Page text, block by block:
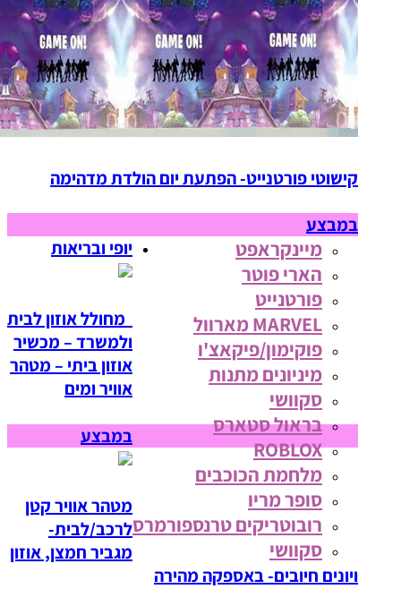
קישוטי פורטנייט- הפתעת יום הולדת מדהימה
במבצע
מיינקראפט
הארי פוטר
פורטנייט
MARVEL מארוול
פוקימון/פיקאצ'ו
מיניונים מתנות
סקוושי
בראול סטארס
ROBLOX
מלחמת הכוכבים
סופר מריו
רובוטריקים טרנספורמרס
סקוושי
יופי ובריאות
מחולל אוזון לבית
ולמשרד – מכשיר
אוזון ביתי – מטהר
אוויר ומים
במבצע
מטהר אוויר קטן
לרכב/לבית-
מגביר חמצן, אוזון
ויונים חיובים- באספקה מהירה